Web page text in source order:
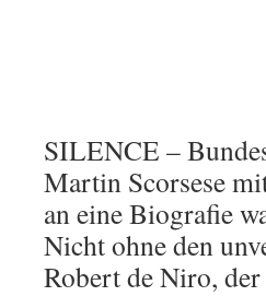
SILENCE –
Martin Scorsese
an eine Biografie
Nicht ohne den
Robert de Niro,